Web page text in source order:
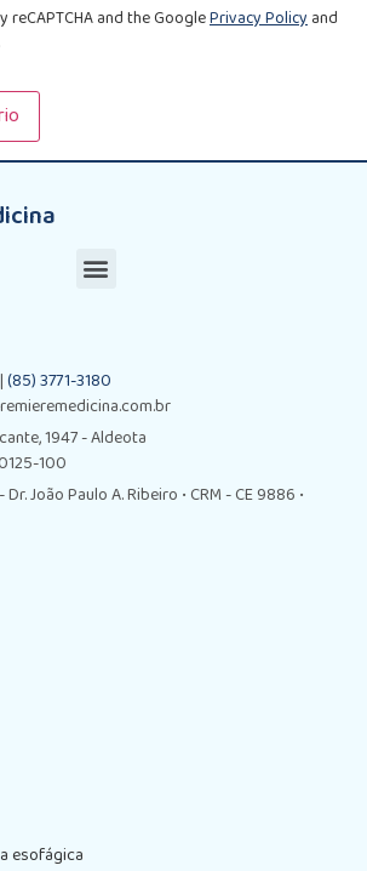
and the GooglePrivacy Policyand
|(85) 3771-3180
1947 - Aldeota
100
João Paulo A. Ribeiro • CRM - CE 9886 •
esofágica